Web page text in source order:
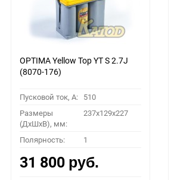
OPTIMA Yellow Top YT S 2.7J
(8070-176)
Пусковой ток, A: 510
Размеры
(ДхШхВ), мм:
237x129x227
Полярность: 1
31 800 руб.